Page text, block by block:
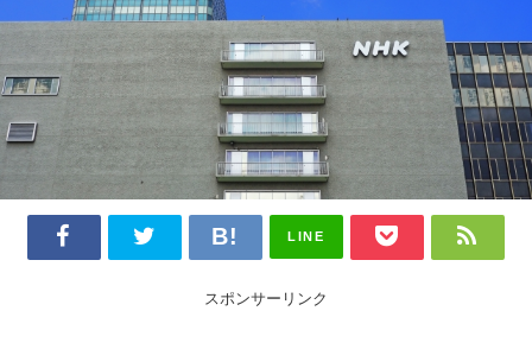
LINE
スポンサーリンク